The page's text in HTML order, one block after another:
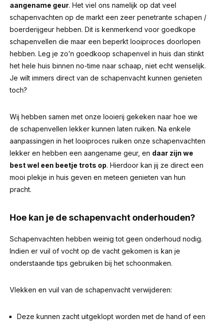
aangename geur. Het viel ons namelijk op dat veel
schapenvachten op de markt een zeer penetrante schapen /
boerderijgeur hebben. Dit is kenmerkend voor goedkope
schapenvellen die maar een beperkt looiproces doorlopen
hebben. Leg je zo’n goedkoop schapenvel in huis dan stinkt
het hele huis binnen no-time naar schaap, niet echt wenselijk.
Je wilt immers direct van de schapenvacht kunnen genieten
toch?
Wij hebben samen met onze looierij gekeken naar hoe we
de schapenvellen lekker kunnen laten ruiken. Na enkele
aanpassingen in het looiproces ruiken onze schapenvachten
lekker en hebben een aangename geur, en daar zijn we
best wel een beetje trots op. Hierdoor kan jij ze direct een
mooi plekje in huis geven en meteen genieten van hun
pracht.
Hoe kan je de schapenvacht onderhouden?
Schapenvachten hebben weinig tot geen onderhoud nodig.
Indien er vuil of vocht op de vacht gekomen is kan je
onderstaande tips gebruiken bij het schoonmaken.
Vlekken en vuil van de schapenvacht verwijderen:
Deze kunnen zacht uitgeklopt worden met de hand of een